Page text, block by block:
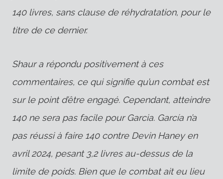
140 livres, sans clause de réhydratation, pour le
titre de ce dernier.
Shaur a répondu positivement à ces
commentaires, ce qui signifie qu’un combat est
sur le point d’être engagé. Cependant, atteindre
140 ne sera pas facile pour Garcia. García n’a
pas réussi à faire 140 contre Devin Haney en
avril 2024, pesant 3,2 livres au-dessus de la
limite de poids. Bien que le combat ait eu lieu